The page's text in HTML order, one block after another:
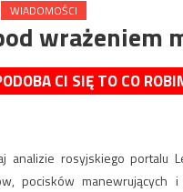
WIADOMOŚCI
CI SIĘ TO CO
analizie rosyjskiego portalu
pocisków